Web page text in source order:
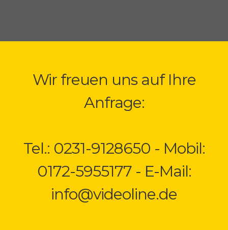
Wir freuen uns auf Ihre
Anfrage:
Tel.: 0231-9128650 - Mobil:
0172-5955177 - E-Mail:
info@videoline.de